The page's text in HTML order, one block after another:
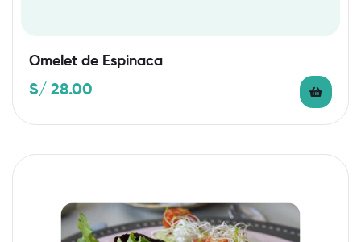
Omelet de Espinaca
S/ 28.00